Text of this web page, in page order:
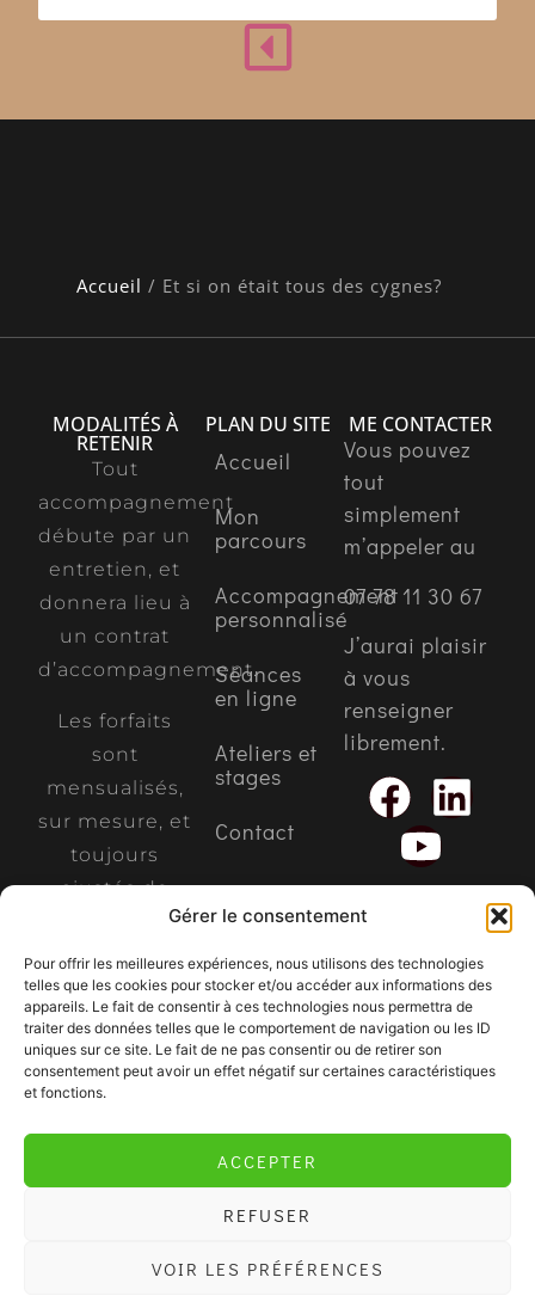
Gérer le consentement
Pour offrir les meilleures expériences, nous utilisons des technologies
telles que les cookies pour stocker et/ou accéder aux informations des
appareils. Le fait de consentir à ces technologies nous permettra de
traiter des données telles que le comportement de navigation ou les ID
uniques sur ce site. Le fait de ne pas consentir ou de retirer son
consentement peut avoir un effet négatif sur certaines caractéristiques
et fonctions.
ACCEPTER
REFUSER
VOIR LES PRÉFÉRENCES
Accueil / Et si on était tous des cygnes?
MODALITÉS À
RETENIR
Tout
accompagnement
débute par un
entretien, et
donnera lieu à
un contrat
d’accompagnement.
Les forfaits
sont
mensualisés,
sur mesure, et
toujours
ajustés de
votre propre
main.
PLAN DU SITE
Accueil
Mon
parcours
Accompagnement
personnalisé
Séances
en ligne
Ateliers et
stages
Contact
ME CONTACTER
Vous pouvez
tout
simplement
m’appeler au
07 78 11 30 67
J’aurai plaisir
à vous
renseigner
librement.